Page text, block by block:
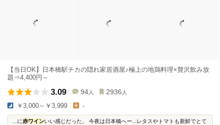
【当日OK】日本橋駅チカの隠れ家居酒屋♪極上の地鶏料理×贅沢飲み放
題⇒4,400円～
3.09 94 人 2936 人
￥3,000～￥3,999 -
...に赤ワインいい感じだった。 今夜は日本橋へー...レタスやトマトも新鮮でとて